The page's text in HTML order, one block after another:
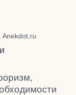
Anekdot.ru